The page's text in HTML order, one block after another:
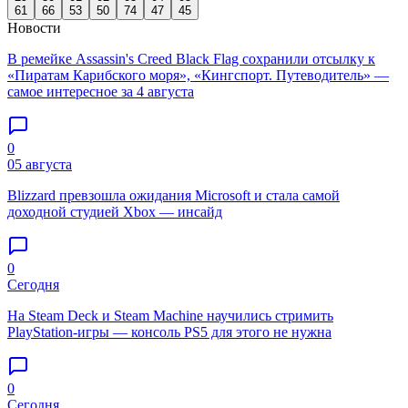
61
66
53
50
74
47
45
Новости
В ремейке Assassin's Creed Black Flag сохранили отсылку к
«Пиратам Карибского моря», «Кингспорт. Путеводитель» —
самое интересное за 4 августа
0
05 августа
Blizzard превзошла ожидания Microsoft и стала самой
доходной студией Xbox — инсайд
0
Сегодня
На Steam Deck и Steam Machine научились стримить
PlayStation-игры — консоль PS5 для этого не нужна
0
Сегодня